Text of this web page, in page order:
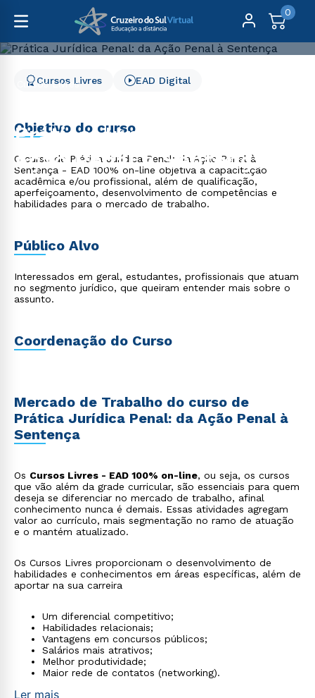
0
Cursos Livres
Prática Jurídica Penal: da
Ação Penal à Sentença
Cursos Livres EAD Digital
Objetivo do curso
O curso de Prática Jurídica Penal: da Ação Penal à
Sentença - EAD 100% on-line objetiva a capacitação
acadêmica e/ou profissional, além de qualificação,
aperfeiçoamento, desenvolvimento de competências e
habilidades para o mercado de trabalho.
Público Alvo
Interessados em geral, estudantes, profissionais que atuam
no segmento jurídico, que queiram entender mais sobre o
assunto.
Coordenação do Curso
Mercado de Trabalho do curso de
Prática Jurídica Penal: da Ação Penal à
Sentença
Os Cursos Livres - EAD 100% on-line, ou seja, os cursos
que vão além da grade curricular, são essenciais para quem
deseja se diferenciar no mercado de trabalho, afinal
conhecimento nunca é demais. Essas atividades agregam
valor ao currículo, mais segmentação no ramo de atuação
e o mantém atualizado.
Os Cursos Livres proporcionam o desenvolvimento de
habilidades e conhecimentos em áreas específicas, além de
aportar na sua carreira
Um diferencial competitivo;
Habilidades relacionais;
Vantagens em concursos públicos;
Salários mais atrativos;
Melhor produtividade;
Maior rede de contatos (networking).
Ler mais